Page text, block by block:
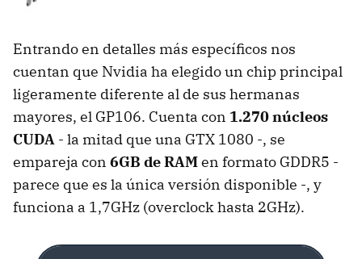
Entrando en detalles más específicos nos
cuentan que Nvidia ha elegido un chip principal
ligeramente diferente al de sus hermanas
mayores, el GP106. Cuenta con 1.270 núcleos
CUDA - la mitad que una GTX 1080 -, se
empareja con 6GB de RAMen formato GDDR5 -
parece que es la única versión disponible -, y
funciona a 1,7GHz (overclock hasta 2GHz).